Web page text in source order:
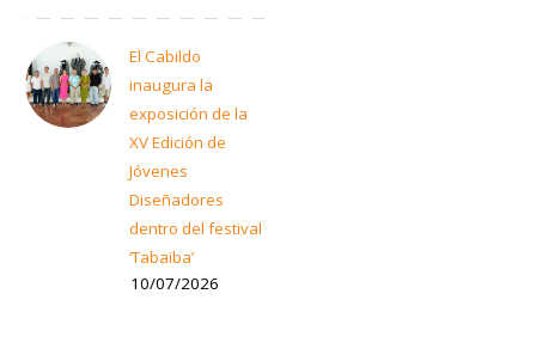
El Cabildo
inaugura la
exposición de la
XV Edición de
Jóvenes
Diseñadores
dentro del festival
‘Tabaiba’
10/07/2026